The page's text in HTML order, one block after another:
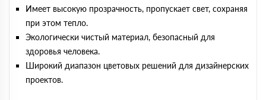
Имеет высокую прозрачность, пропускает свет, сохраняя
при этом тепло.
Экологически чистый материал, безопасный для
здоровья человека.
Широкий диапазон цветовых решений для дизайнерских
проектов.